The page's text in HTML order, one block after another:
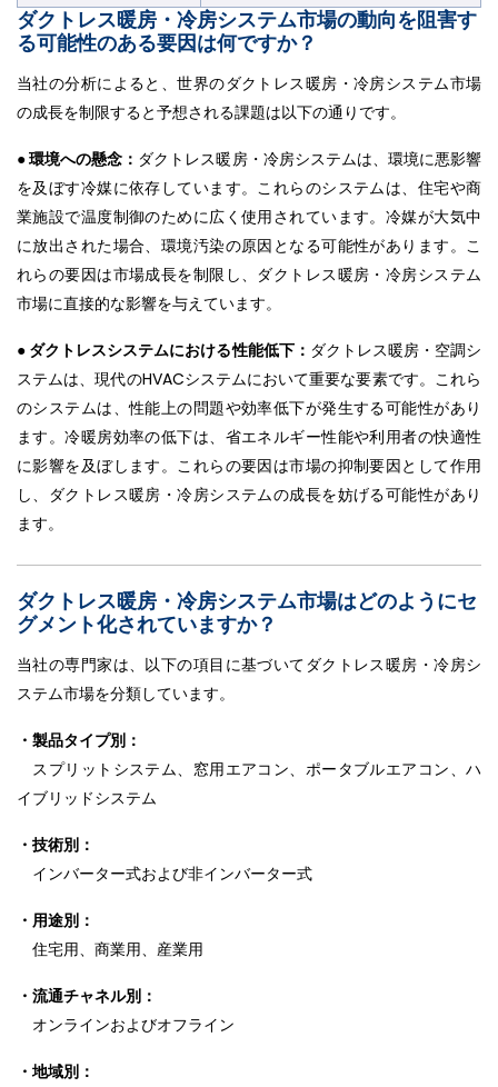
ダクトレス暖房・冷房システム市場の動向を阻害す
る可能性のある要因は何ですか？
当社の分析によると、世界のダクトレス暖房・冷房システム市場
の成長を制限すると予想される課題は以下の通りです。
● 環境への懸念： ダクトレス暖房・冷房システムは、環境に悪影響
を及ぼす冷媒に依存しています。これらのシステムは、住宅や商
業施設で温度制御のために広く使用されています。冷媒が大気中
に放出された場合、環境汚染の原因となる可能性があります。こ
れらの要因は市場成長を制限し、ダクトレス暖房・冷房システム
市場に直接的な影響を与えています。
● ダクトレスシステムにおける性能低下： ダクトレス暖房・空調シ
ステムは、現代のHVACシステムにおいて重要な要素です。これら
のシステムは、性能上の問題や効率低下が発生する可能性があり
ます。冷暖房効率の低下は、省エネルギー性能や利用者の快適性
に影響を及ぼします。これらの要因は市場の抑制要因として作用
し、ダクトレス暖房・冷房システムの成長を妨げる可能性があり
ます。
ダクトレス暖房・冷房システム市場はどのようにセ
グメント化されていますか？
当社の専門家は、以下の項目に基づいてダクトレス暖房・冷房シ
ステム市場を分類しています。
・製品タイプ別：
スプリットシステム、窓用エアコン、ポータブルエアコン、ハ
イブリッドシステム
・技術別：
インバーター式および非インバーター式
・用途別：
住宅用、商業用、産業用
・流通チャネル別：
オンラインおよびオフライン
・地域別：